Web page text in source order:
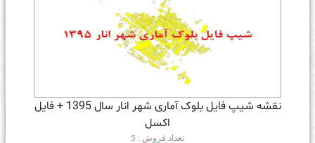
نقشه شیپ فایل بلوک آماری شهر انار سال 1395 + فايل
اكسل
تعداد فروش : 5